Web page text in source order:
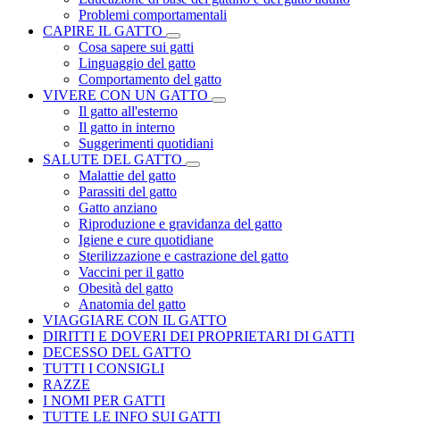
Problemi comportamentali
CAPIRE IL GATTO
Cosa sapere sui gatti
Linguaggio del gatto
Comportamento del gatto
VIVERE CON UN GATTO
Il gatto all'esterno
Il gatto in interno
Suggerimenti quotidiani
SALUTE DEL GATTO
Malattie del gatto
Parassiti del gatto
Gatto anziano
Riproduzione e gravidanza del gatto
Igiene e cure quotidiane
Sterilizzazione e castrazione del gatto
Vaccini per il gatto
Obesità del gatto
Anatomia del gatto
VIAGGIARE CON IL GATTO
DIRITTI E DOVERI DEI PROPRIETARI DI GATTI
DECESSO DEL GATTO
TUTTI I CONSIGLI
RAZZE
I NOMI PER GATTI
TUTTE LE INFO SUI GATTI